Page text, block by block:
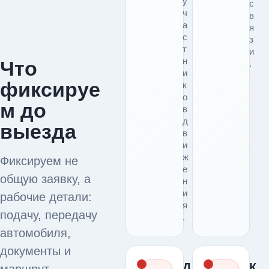
Что
фиксируе
м до
выезда
Фиксируем не
общую заявку, а
рабочие детали:
подачу, передачу
автомобиля,
документы и
ч
а
с
т
н
и
к
о
в
д
в
и
ж
е
н
и
я
.
с
в
я
з
и
.